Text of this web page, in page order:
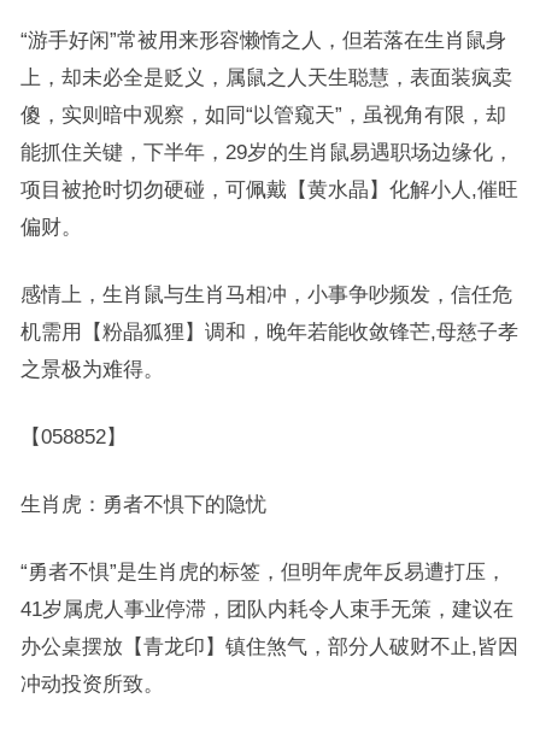
“游手好闲”常被用来形容懒惰之人，但若落在生肖鼠身
上，却未必全是贬义，属鼠之人天生聪慧，表面装疯卖
傻，实则暗中观察，如同“以管窥天”，虽视角有限，却
能抓住关键，下半年，29岁的生肖鼠易遇职场边缘化，
项目被抢时切勿硬碰，可佩戴【黄水晶】化解小人,催旺
偏财。
感情上，生肖鼠与生肖马相冲，小事争吵频发，信任危
机需用【粉晶狐狸】调和，晚年若能收敛锋芒,母慈子孝
之景极为难得。
【058852】
生肖虎：勇者不惧下的隐忧
“勇者不惧”是生肖虎的标签，但明年虎年反易遭打压，
41岁属虎人事业停滞，团队内耗令人束手无策，建议在
办公桌摆放【青龙印】镇住煞气，部分人破财不止,皆因
冲动投资所致。